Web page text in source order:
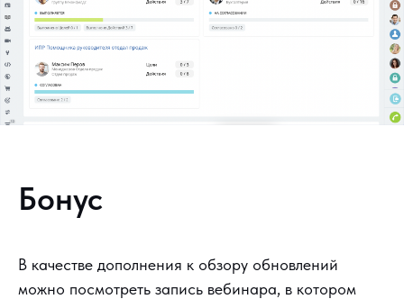
Бонус
В качестве дополнения к обзору обновлений
можно посмотреть запись вебинара, в котором